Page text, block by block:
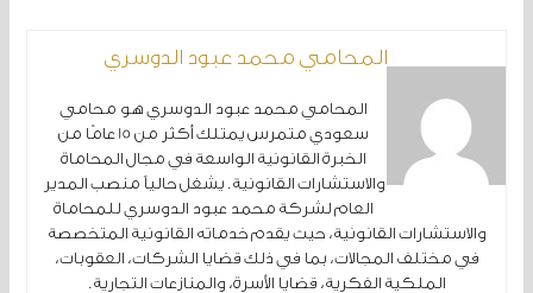
المحامي محمد عبود الدوسري
المحامي محمد عبود الدوسري هو محامي
سعودي متمرس يمتلك أكثر من 15 عامًا من
الخبرة القانونية الواسعة في مجال المحاماة
والاستشارات القانونية. يشغل حالياً منصب المدير
العام لشركة محمد عبود الدوسري للمحاماة
والاستشارات القانونية، حيث يقدم خدماته القانونية المتخصصة
في مختلف المجالات، بما في ذلك قضايا الشركات، العقوبات،
الملكية الفكرية، قضايا الأسرة، والمنازعات التجارية.